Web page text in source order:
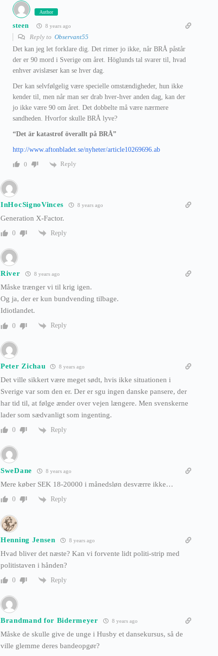
Author
steen 8 years ago
Reply to Observant55
Det kan jeg let forklare dig. Det rimer jo ikke, når BRÅ påstår
der er 90 mord i Sverige om året. Höglunds tal svarer til, hvad
enhver avislæser kan se hver dag.
Der kan selvfølgelig være specielle omstændigheder, hun ikke
kender til, men når man ser drab hver-hver anden dag, kan der
jo ikke være 90 om året. Det dobbelte må være nærmere
sandheden. Hvorfor skulle BRÅ lyve?
“Det är katastrof överallt på BRÅ”
http://www.aftonbladet.se/nyheter/article10269696.ab
0
Reply
InHocSignoVinces 8 years ago
Generation X-Factor.
0 Reply
River 8 years ago
Måske trænger vi til krig igen.
Og ja, der er kun bundvending tilbage.
Idiotlandet.
0 Reply
Peter Zichau 8 years ago
Det ville sikkert være meget sødt, hvis ikke situationen i
Sverige var som den er. Der er sgu ingen danske pansere, der
har tid til, at følge ænder over vejen længere. Men svenskerne
lader som sædvanligt som ingenting.
0 Reply
SweDane 8 years ago
Mere køber SEK 18-20000 i månedsløn desværre ikke…
0 Reply
Henning Jensen 8 years ago
Hvad bliver det næste? Kan vi forvente lidt politi-strip med
politistaven i hånden?
0 Reply
Brandmand for Bidermeyer 8 years ago
Måske de skulle give de unge i Husby et dansekursus, så de
ville glemme deres bandeopgør?